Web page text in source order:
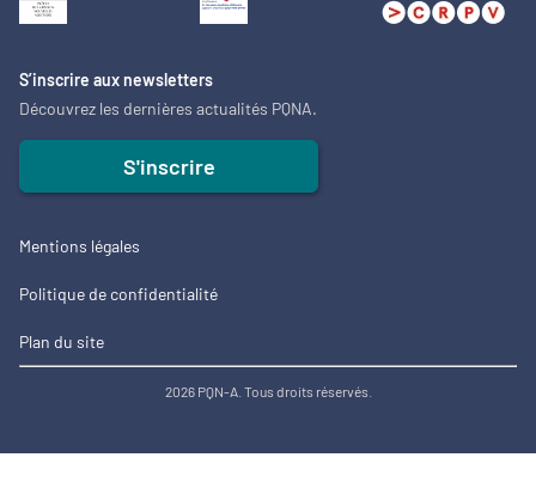
S’inscrire aux newsletters
Découvrez les dernières actualités PQNA.
S'inscrire
Mentions légales
Politique de confidentialité
Plan du site
2026 PQN-A. Tous droits réservés.